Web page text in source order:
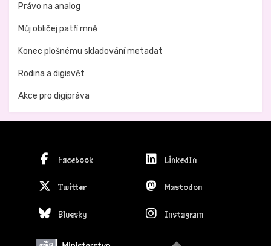
Právo na analog
Můj obličej patří mně
Konec plošnému skladování metadat
Rodina a digisvět
Akce pro digipráva
Facebook LinkedIn
Twitter Mastodon
Bluesky Instagram